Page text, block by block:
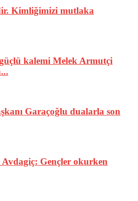
Kimliğimizi mutlaka
kalemi Melek Armutçi
Garaçoğlu dualarla son
Gençler okurken